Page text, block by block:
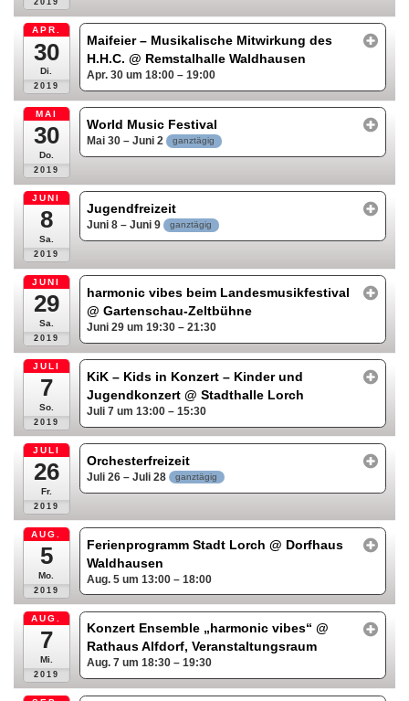
2019
APR.
30
Di.
2019
Maifeier – Musikalische Mitwirkung des
H.H.C.@ Remstalhalle Waldhausen
Apr. 30 um 18:00 – 19:00
MAI
30
Do.
2019
World Music Festival
Mai 30 – Juni 2 ganztägig
JUNI
8
Sa.
2019
Jugendfreizeit
Juni 8 – Juni 9 ganztägig
JUNI
29
Sa.
2019
harmonic vibes beim Landesmusikfestival
@ Gartenschau-Zeltbühne
Juni 29 um 19:30 – 21:30
JULI
7
So.
2019
KiK – Kids in Konzert – Kinder und
Jugendkonzert@ Stadthalle Lorch
Juli 7 um 13:00 – 15:30
JULI
26
Fr.
2019
Orchesterfreizeit
Juli 26 – Juli 28 ganztägig
AUG.
5
Mo.
2019
Ferienprogramm Stadt Lorch@ Dorfhaus
Waldhausen
Aug. 5 um 13:00 – 18:00
AUG.
7
Mi.
2019
Konzert Ensemble „harmonic vibes“@
Rathaus Alfdorf, Veranstaltungsraum
Aug. 7 um 18:30 – 19:30